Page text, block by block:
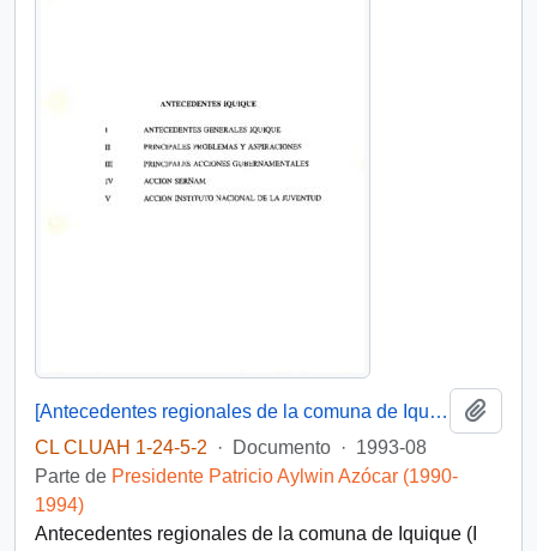
[Antecedentes regionales de la comuna de Iquique (I Región)]
CL CLUAH 1-24-5-2
· Documento · 1993-08
Parte de Presidente Patricio Aylwin Azócar (1990-
1994)
Antecedentes regionales de la comuna de Iquique (I